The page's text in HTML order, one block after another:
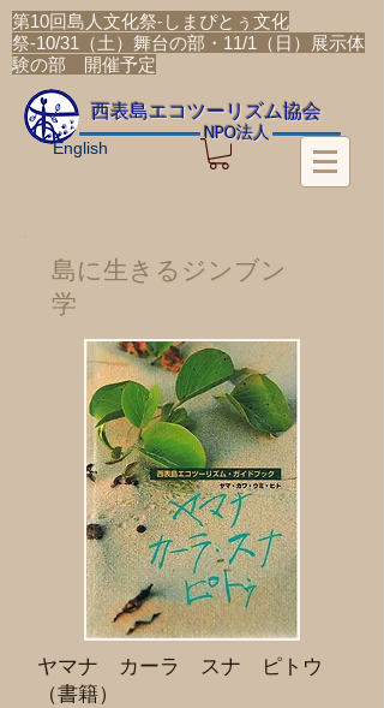
第10回島人文化祭-しまぴとぅ文化
祭-10/31（土）舞台の部・11/1（日）展示体
験の部 開催予定
​西表島エコツーリズム協会
NPO法人
English
島に生きるジンブン
学
ヤマナ カーラ スナ ピトウ
（書籍）